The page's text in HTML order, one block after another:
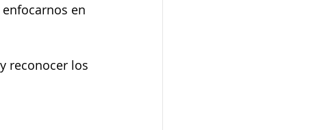
en
reconocer los